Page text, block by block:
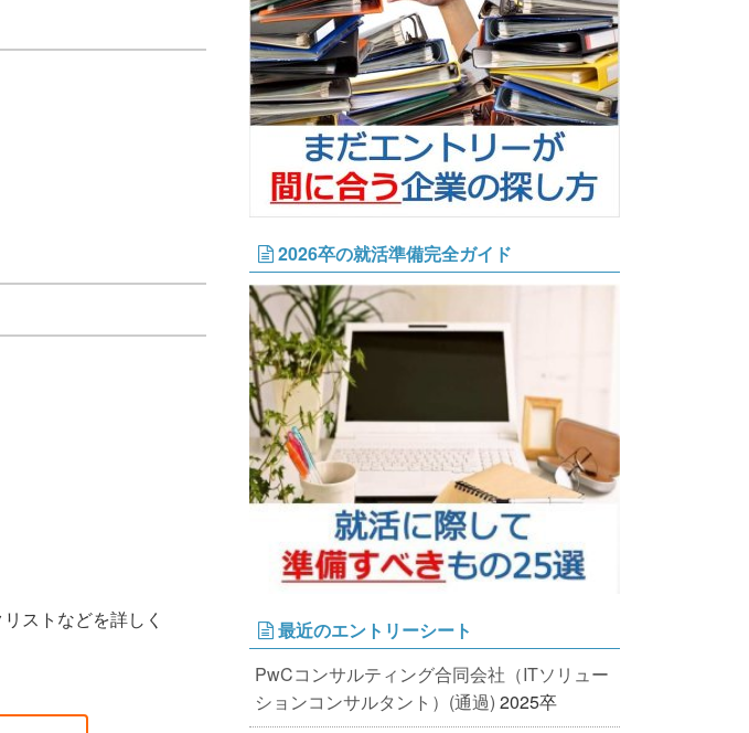
ストなどを詳しく
2026卒の就活準備完全ガイド
最近のエントリーシート
PwCコンサルティング合同会社（ITソリュー
ションコンサルタント）(通過) 2025卒